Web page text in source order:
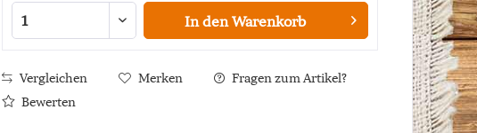
In den Warenkorb
Vergleichen Merken
Fragen zum Artikel?
Bewerten